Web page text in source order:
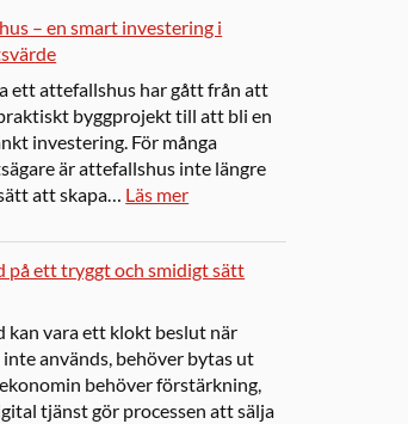
– en smart investering i
ett attefallshus har gått från att
byggprojekt till att bli en
investering. För många
är attefallshus inte längre
att skapa… Läs mer
på ett tryggt och smidigt sätt
kan vara ett klokt beslut när
inte används, behöver bytas ut
behöver förstärkning,
tjänst gör processen att sälja